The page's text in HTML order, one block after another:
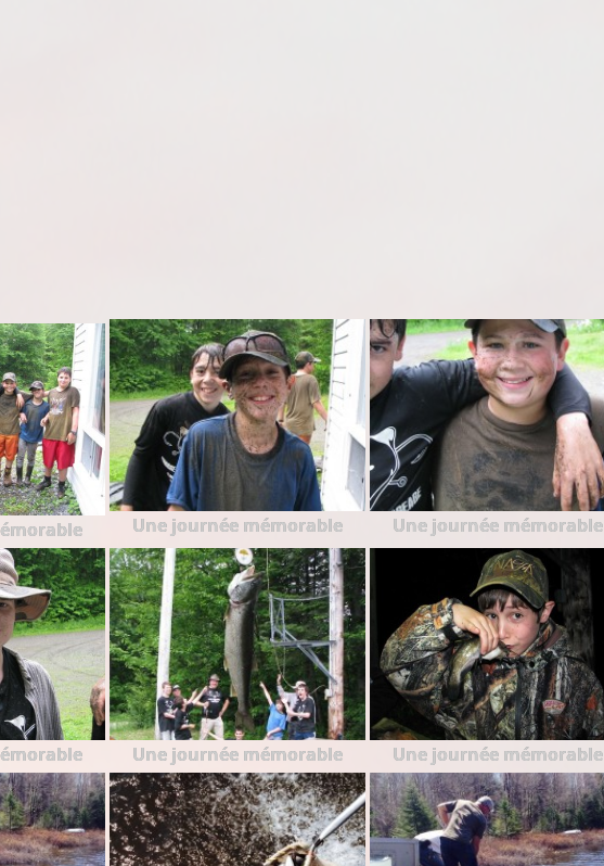
Une journée mémorable Une journée mémorable
Une journée mémorable Une journée mémorable